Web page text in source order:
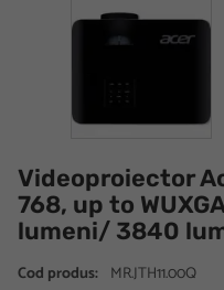
Videoproiector
768, up to
lumeni/ 3840
Cod produs: MR.JTH11.00Q